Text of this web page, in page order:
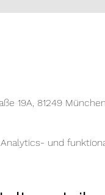
19A, 81249
und